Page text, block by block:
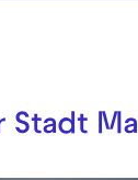
Stadt